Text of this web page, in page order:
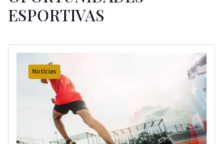
ESPORTIVAS
Notícias